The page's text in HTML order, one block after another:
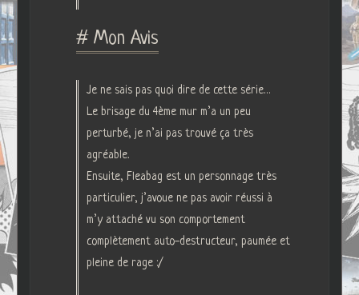
# Mon Avis
Je ne sais pas quoi dire de cette série…
Le brisage du 4ème mur m’a un peu
perturbé, je n’ai pas trouvé ça très
agréable.
Ensuite, Fleabag est un personnage très
particulier, j’avoue ne pas avoir réussi à
m’y attaché vu son comportement
complètement auto-destructeur, paumée et
pleine de rage :/